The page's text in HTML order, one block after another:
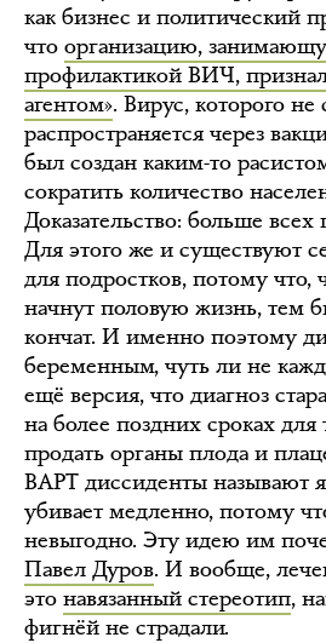
как бизнес и политический
что организацию,
профилактикой ВИЧ,
агентом». Вирус, которого не
распространяется через
был создан каким-то
сократить количество
Доказательство: больше всех
Для этого же и существуют
для подростков, потому
начнут половую жизнь, тем
кончат. И именно поэтому
беременным, чуть ли не
ещё версия, что диагноз
на более поздних сроках для
продать органы плода и
ВАРТ диссиденты называют
убивает медленно, потому
невыгодно. Эту идею им
Павел Дуров. И вообще,
это навязанный стереотип,
фигнёй не страдали.